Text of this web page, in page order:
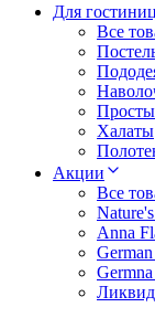
Для гостиниц
Все
Халаты
Акции
Все
Anna